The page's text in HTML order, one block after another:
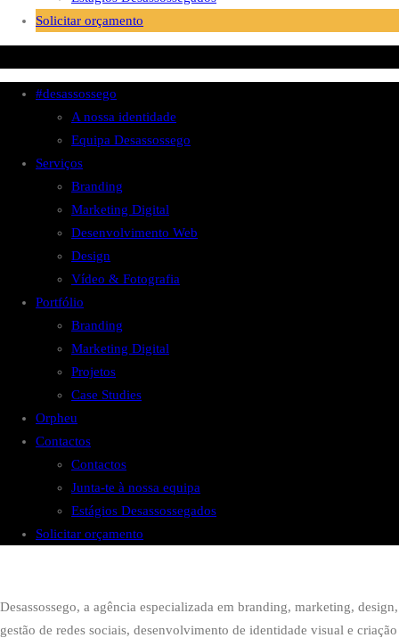
Solicitar orçamento
#desassossego
A nossa identidade
Equipa Desassossego
Serviços
Branding
Marketing Digital
Desenvolvimento Web
Design
Vídeo & Fotografia
Portfólio
Branding
Marketing Digital
Projetos
Case Studies
Orpheu
Contactos
Contactos
Junta-te à nossa equipa
Estágios Desassossegados
Solicitar orçamento
Desassossego, a agência especializada em branding, marketing, design,
gestão de redes sociais, desenvolvimento de identidade visual e criação